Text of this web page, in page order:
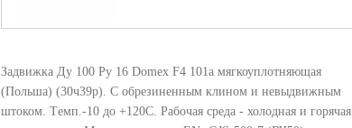
Задвижка Ду 100 Pу 16 Domex F4 101a мягкоуплотняющая
(Польша) (30ч39р). С обрезиненным клином и невыдвижным
штоком. Tемп.-10 до +120C. Рабочая среда - холодная и горячая